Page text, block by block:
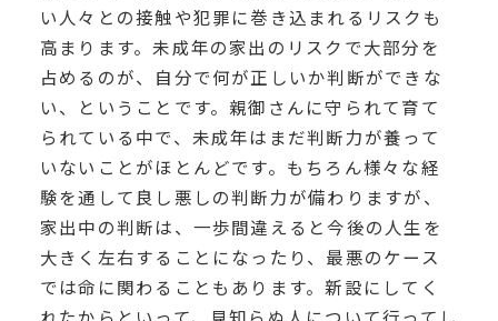
い人々との接触や犯罪に巻き込まれるリスクも
高まります。未成年の家出のリスクで大部分を
占めるのが、自分で何が正しいか判断ができな
い、ということです。親御さんに守られて育て
られている中で、未成年はまだ判断力が養って
いないことがほとんどです。もちろん様々な経
験を通して良し悪しの判断力が備わりますが、
家出中の判断は、一歩間違えると今後の人生を
大きく左右することになったり、最悪のケース
では命に関わることもあります。新設にしてく
れたからといって、見知らぬ人について行ってし